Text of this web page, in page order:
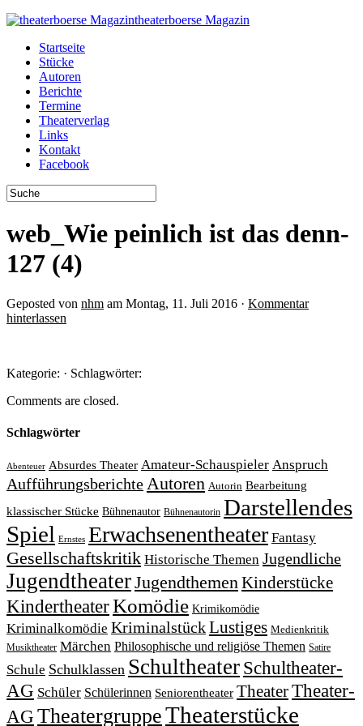
theaterboerse Magazin
Startseite
Stücke
Autoren
Berichte
Termine
Theaterverlag
Links
Kontakt
Facebook
web_Wie peinlich ist das denn-
127 (4)
Geposted von nhm am Montag, 11. Juli 2016 · Kommentar
hinterlassen
Kategorie: · Schlagwörter:
Comments are closed.
Schlagwörter
Abenteuer Absurdes Theater Amateur-Schauspieler Anspruch
AufführungsberichteAutoren Autorin Bearbeitung
klassischer Stücke Bühnenautor Bühnenautorin Darstellendes
Spiel Ernstes Erwachsenentheater Fantasy
Gesellschaftskritik Historische Themen Jugendliche
JugendtheaterJugendthemenKinderstücke
KindertheaterKomödie Krimikomödie
Kriminalkomödie KriminalstückLustiges Medienkritik
Musiktheater Märchen Philosophische und religiöse Themen Satire
Schule Schulklassen Schultheater Schultheater-
AG Schüler Schülerinnen Seniorentheater TheaterTheater-
AGTheatergruppeTheaterstücke